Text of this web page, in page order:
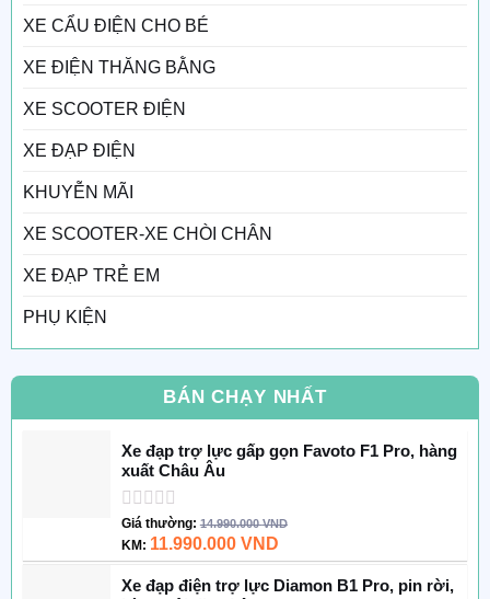
XE CẨU ĐIỆN CHO BÉ
XE ĐIỆN THĂNG BẰNG
XE SCOOTER ĐIỆN
XE ĐẠP ĐIỆN
KHUYỄN MÃI
XE SCOOTER-XE CHÒI CHÂN
XE ĐẠP TRẺ EM
PHỤ KIỆN
BÁN CHẠY NHẤT
Xe đạp trợ lực gấp gọn Favoto F1 Pro, hàng
xuất Châu Âu
Được
xếp
hạng
0
5
Giá thường:14.990.000VND
KM: 11.990.000 VND
Xe đạp điện trợ lực Diamon B1 Pro, pin rời,